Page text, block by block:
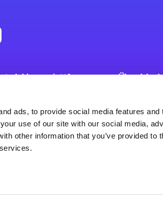
ads, to provide social media features and
use of our site with our social media,
other information that you’ve provided to
Web Application
Über
Karriere
Weltweite